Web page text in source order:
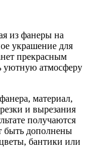
из фанеры на
украшение для
прекрасным
уютную атмосферу
материал,
и вырезания
получаются
быть дополнены
бантики или